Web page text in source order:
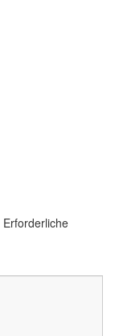
Erforderliche